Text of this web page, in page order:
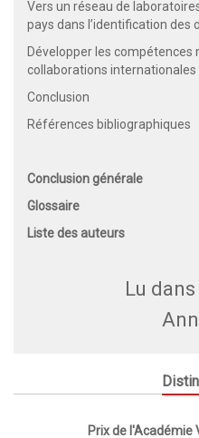
Vers un réseau de
pays dans l’identification des
Développer les compétences
collaborations internationales
Conclusion
Références bibliographiques
Conclusion générale
Glossaire
Liste des auteurs
Lu
Prix de l'Académie